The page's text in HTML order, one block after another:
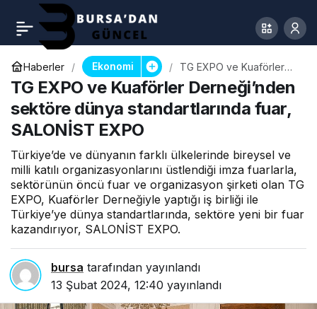
Haberler Ekonomi
TG EXPO ve Kuaförler
Derneği’nden sektöre
dünya standartlarında
fuar, SALONİST EXPO
TG EXPO ve Kuaförler Derneği’nden
sektöre dünya standartlarında fuar,
SALONİST EXPO
Türkiye’de ve dünyanın farklı ülkelerinde bireysel ve
milli katılı organizasyonlarını üstlendiği imza fuarlarla,
sektörünün öncü fuar ve organizasyon şirketi olan TG
EXPO, Kuaförler Derneğiyle yaptığı iş birliği ile
Türkiye’ye dünya standartlarında, sektöre yeni bir fuar
kazandırıyor, SALONİST EXPO.
bursa tarafından yayınlandı
13 Şubat 2024, 12:40 yayınlandı